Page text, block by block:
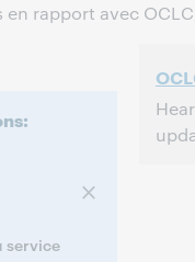
en rapport avec
service